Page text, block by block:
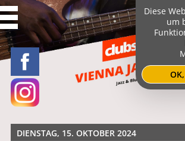
DIENSTAG, 15. OKTOBER 2024
Diese
um